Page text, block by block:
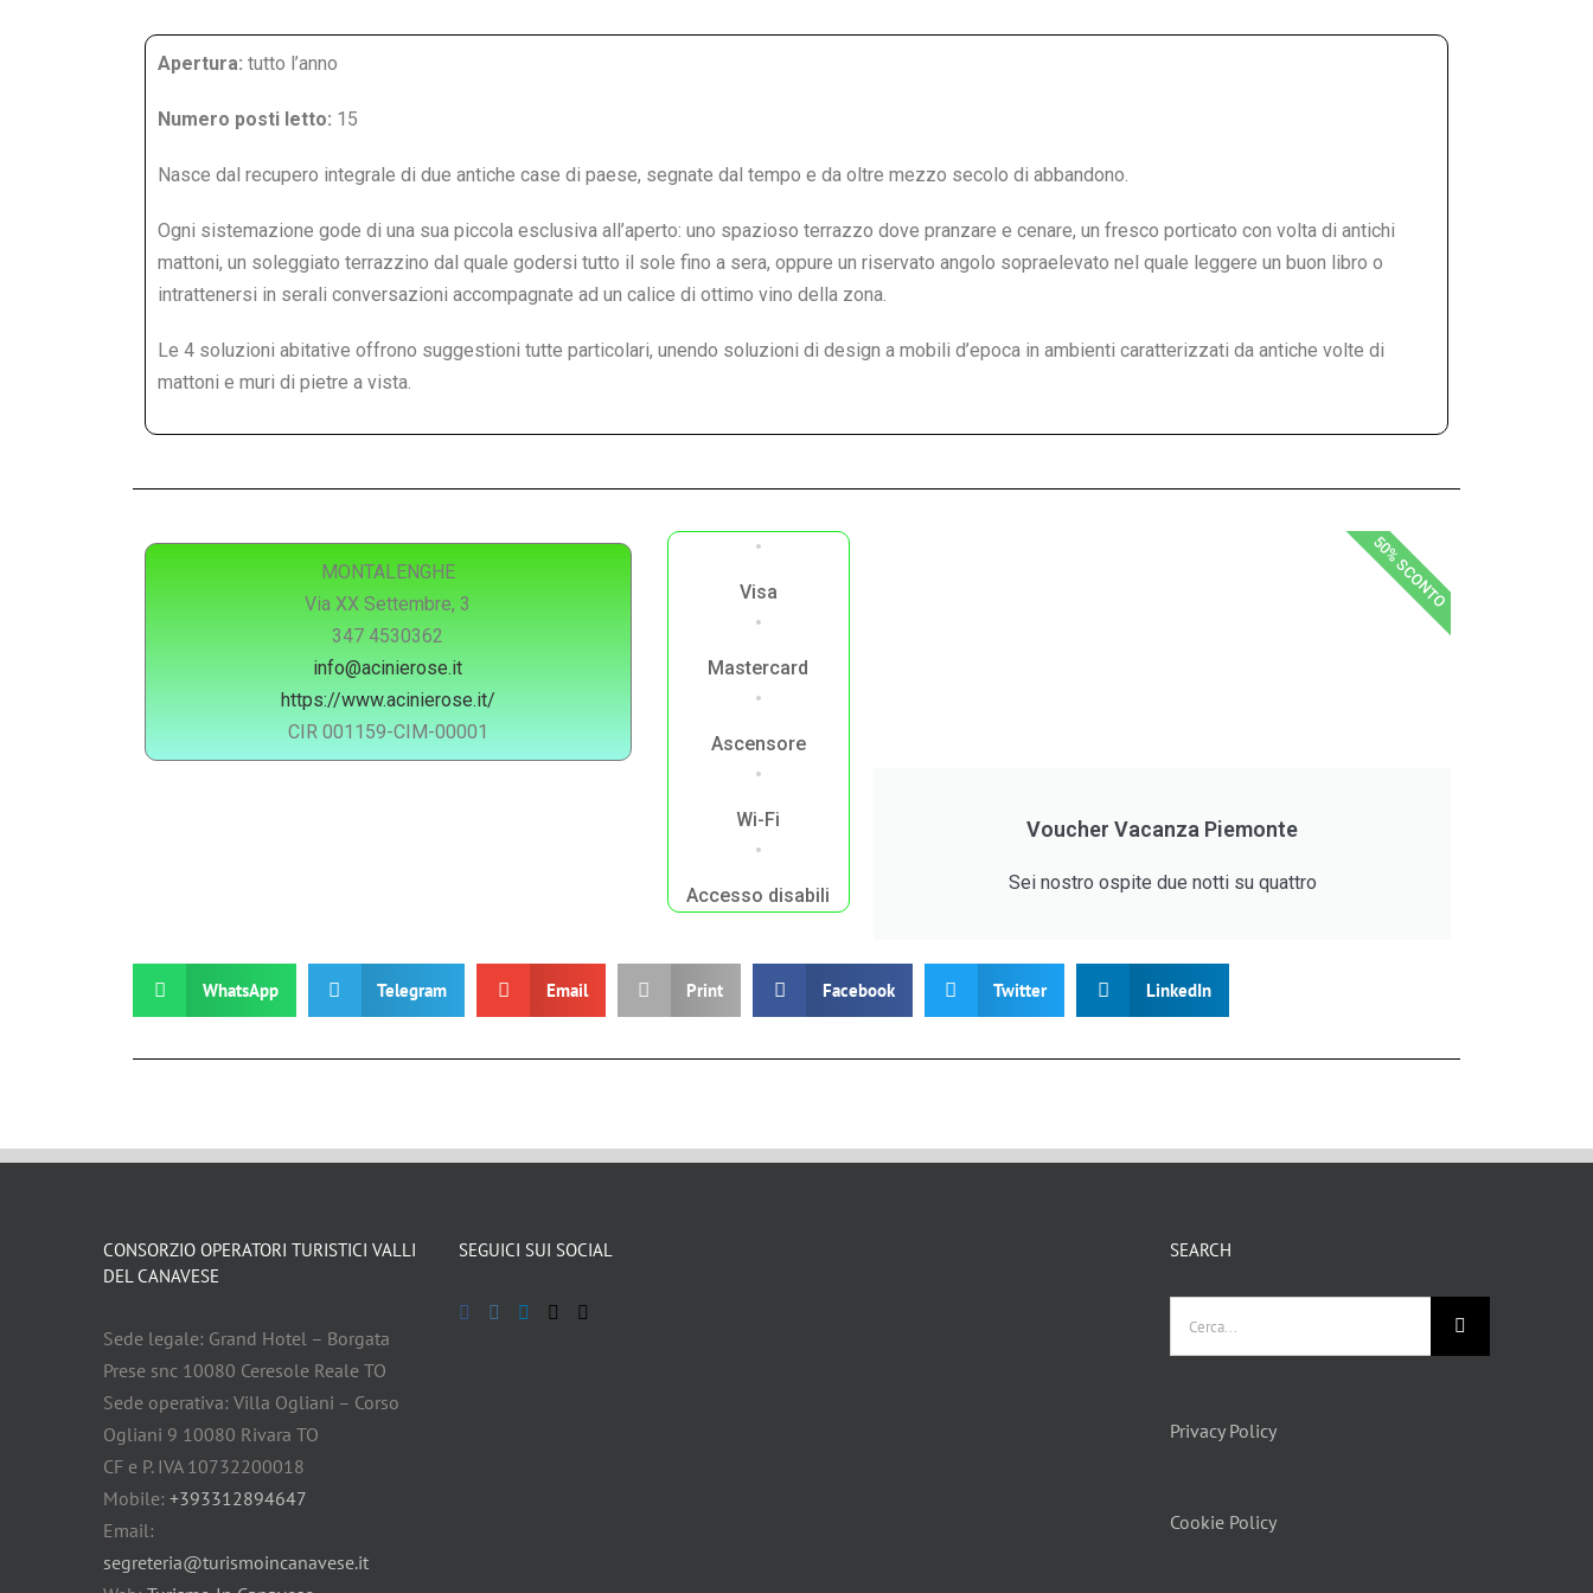
Apertura: tutto l’anno
Numero posti letto: 15
Nasce dal recupero integrale di due antiche case di paese, segnate dal tempo e da oltre mezzo secolo di abbandono.
Ogni sistemazione gode di una sua piccola esclusiva all’aperto: uno spazioso terrazzo dove pranzare e cenare, un fresco porticato con volta di antichi
mattoni, un soleggiato terrazzino dal quale godersi tutto il sole fino a sera, oppure un riservato angolo sopraelevato nel quale leggere un buon libro o
intrattenersi in serali conversazioni accompagnate ad un calice di ottimo vino della zona.
Le 4 soluzioni abitative offrono suggestioni tutte particolari, unendo soluzioni di design a mobili d’epoca in ambienti caratterizzati da antiche volte di
mattoni e muri di pietre a vista.
MONTALENGHE
Via XX Settembre, 3
3474530362
info@acinierose.it
https://www.acinierose.it/
CIR 001159-CIM-00001
Visa
Mastercard
Ascensore
Wi-Fi
Accesso disabili
Voucher Vacanza Piemonte
Sei nostro ospite due notti su quattro
50% SCONTO
WhatsApp Telegram Email Print Facebook Twitter LinkedIn
CONSORZIO OPERATORI TURISTICI VALLI
DEL CANAVESE
Sede legale: Grand Hotel – Borgata
Prese snc 10080 Ceresole Reale TO
Sede operativa: Villa Ogliani – Corso
Ogliani 9 10080 Rivara TO
CF e P. IVA 10732200018
Mobile: +393312894647
Email:
segreteria@turismoincanavese.it
SEGUICI SUI SOCIAL SEARCH
Privacy Policy
Cookie Policy